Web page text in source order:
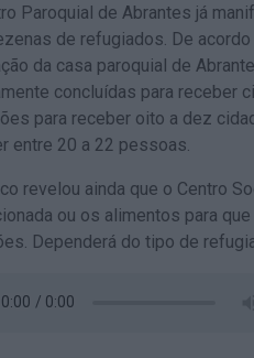
Paroquial de Abrantes já
de refugiados. De
da casa paroquial de
concluídas para receber
para receber oito a dez
entre 20 a 22 pessoas.
revelou ainda que o Centro
ou os alimentos para
Dependerá do tipo de